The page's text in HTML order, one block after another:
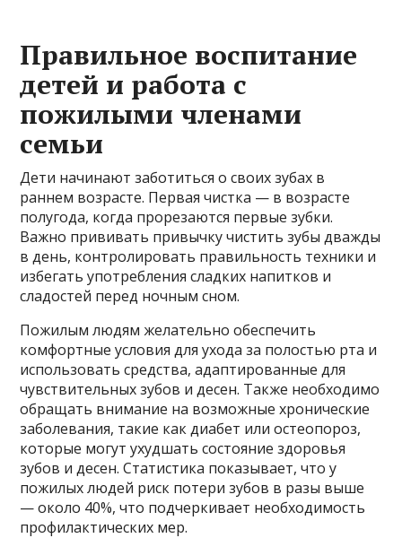
Правильное воспитание
детей и работа с
пожилыми членами
семьи
Дети начинают заботиться о своих зубах в
раннем возрасте. Первая чистка — в возрасте
полугода, когда прорезаются первые зубки.
Важно прививать привычку чистить зубы дважды
в день, контролировать правильность техники и
избегать употребления сладких напитков и
сладостей перед ночным сном.
Пожилым людям желательно обеспечить
комфортные условия для ухода за полостью рта и
использовать средства, адаптированные для
чувствительных зубов и десен. Также необходимо
обращать внимание на возможные хронические
заболевания, такие как диабет или остеопороз,
которые могут ухудшать состояние здоровья
зубов и десен. Статистика показывает, что у
пожилых людей риск потери зубов в разы выше
— около 40%, что подчеркивает необходимость
профилактических мер.